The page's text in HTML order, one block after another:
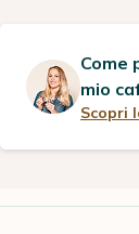
Come
mio
Scopri